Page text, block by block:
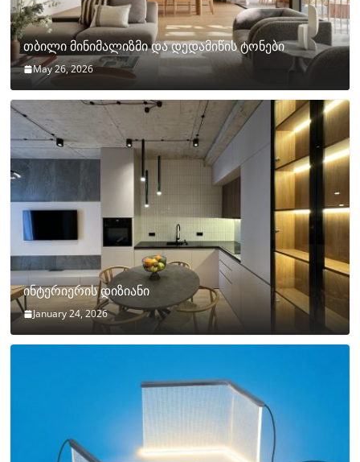
თბილი მინიმალიზმი და დედამიწის ტონები
May 26, 2026
ინტერიერის დიზიანი
January 24, 2026